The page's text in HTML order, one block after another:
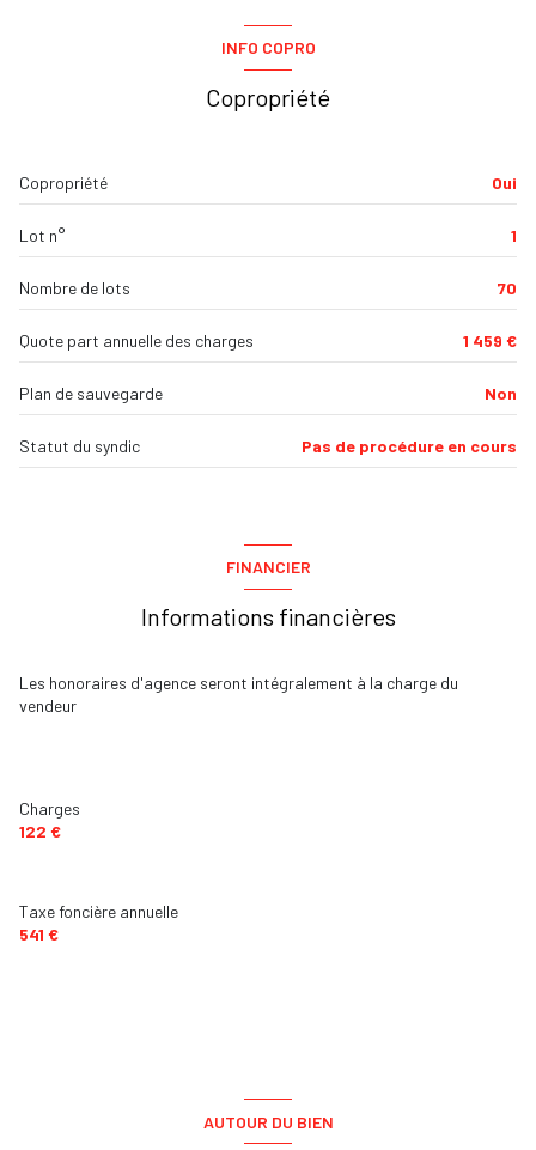
exposition Sud-Ouest
ascenseur
terrasse
visiophone
interphone
INFO COPRO
Copropriété
Copropriété Oui
Lot n° 1
Nombre de lots 70
Quote part annuelle des charges 1 459 €
Plan de sauvegarde Non
Statut du syndic Pas de procédure en cours
FINANCIER
Informations financières
Les honoraires d'agence seront intégralement à la charge du
vendeur
Charges
122 €
Taxe foncière annuelle
541 €
AUTOUR DU BIEN